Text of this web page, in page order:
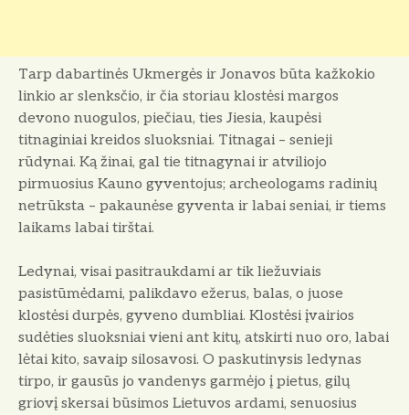
Tarp dabartinės Ukmergės ir Jonavos būta kažkokio
linkio ar slenksčio, ir čia storiau klostėsi margos
devono nuogulos, piečiau, ties Jiesia, kaupėsi
titnaginiai kreidos sluoksniai. Titnagai – senieji
rūdynai. Ką žinai, gal tie titnagynai ir atviliojo
pirmuosius Kauno gyventojus; archeologams radinių
netrūksta – pakaunėse gyventa ir labai seniai, ir tiems
laikams labai tirštai.
Ledynai, visai pasitraukdami ar tik liežuviais
pasistūmėdami, palikdavo ežerus, balas, o juose
klostėsi durpės, gyveno dumbliai. Klostėsi įvairios
sudėties sluoksniai vieni ant kitų, atskirti nuo oro, labai
lėtai kito, savaip silosavosi. O paskutinysis ledynas
tirpo, ir gausūs jo vandenys garmėjo į pietus, gilų
griovį skersai būsimos Lietuvos ardami, senuosius